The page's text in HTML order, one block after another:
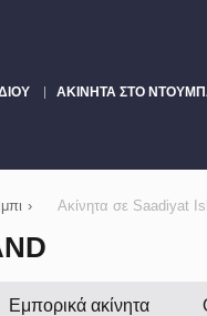
ΑΚΊΝΗΤΑ ΣΤΟ
› Ακίνητα σε Saadiyat
Εμπορικά ακίνητα